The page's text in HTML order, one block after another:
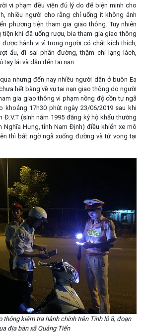
vi phạm đều viện đủ lý do để biện minh cho
nhiều người cho rằng chỉ uống ít không ảnh
phương tiện tham gia giao thông. Tuy nhiên
khi đã uống rượu, bia tham gia giao thông
hành vi vì trong người có chất kích thích,
ẩu, đi sai phần đường, thậm chí lạng lách,
lái và dẫn đến tai nạn.
nhưng đến nay nhiều người dân ở buôn Ea
hết bàng về vụ tai nạn giao thông do người
gia giao thông vi phạm nồng độ cồn tự ngã
khoảng 17h30 phút ngày 23/06/2019 sau khi
Đ.V.T (sinh năm 1995 đăng ký hộ khẩu thường
Nghĩa Hưng, tỉnh Nam Định) điều khiển xe mô
thì bất ngờ ngã xuống đường và tử vong tại
thông kiểm tra hành chính trên Tỉnh lộ 8, đoạn
địa bàn xã Quảng Tiến